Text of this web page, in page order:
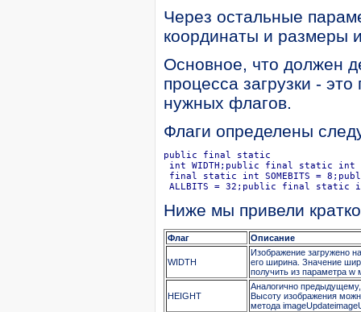
Через остальные
координаты и размеры
Основное, что должен
процесса загрузки -
нужных флагов.
Флаги определены
public final static
int WIDTH;public final static int
final static int SOMEBITS =
ALLBITS = 32;public final static
Ниже мы привели
Флаг Описание
WIDTH
Изображение загружено
его ширина. Значение
получить из параметра w
HEIGHT
Аналогично
Высоту изображения
метода